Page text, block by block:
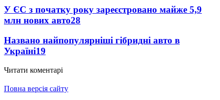
У ЄС з початку року зареєстровано майже 5,9
млн нових авто28
Названо найпопулярніші гібридні авто в
Україні19
Читати коментарі
Повна версія сайту